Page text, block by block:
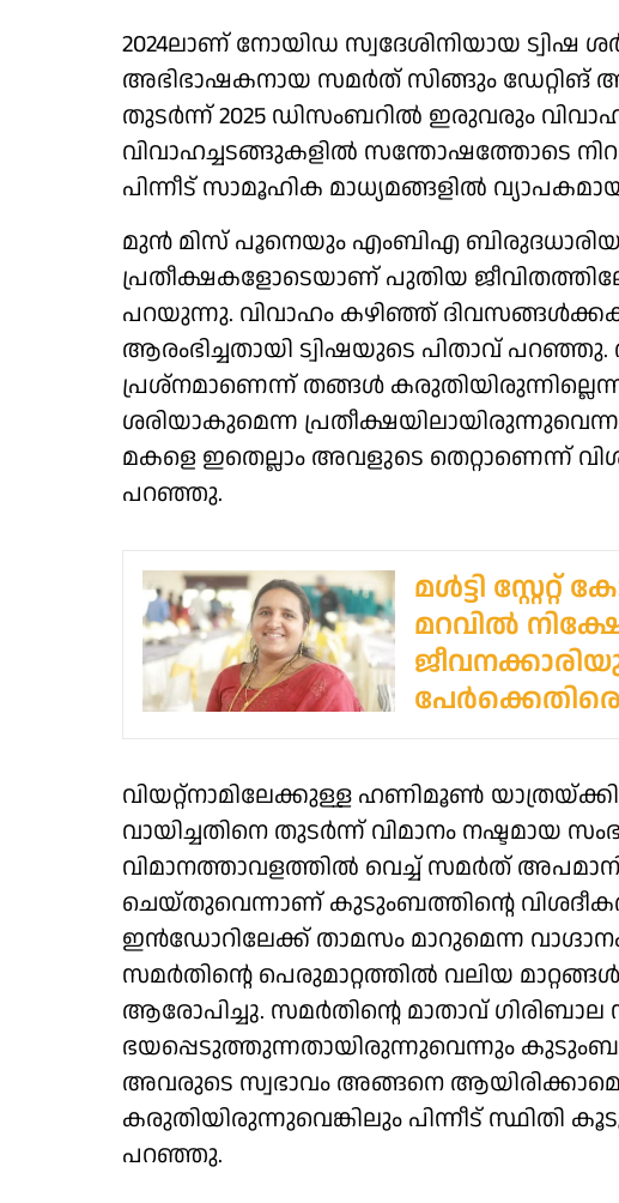
2024ലാണ് നോയിഡ സ്വദേശിനിയായ ട്വിഷ
അഭിഭാഷകനായ സമർത് സിങ്ങും ഡേറ്റിങ്
തുടർന്ന് 2025 ഡിസംബറിൽ ഇരുവരും
വിവാഹച്ചടങ്ങുകളിൽ സന്തോഷത്തോടെ
പിന്നീട് സാമൂഹിക മാധ്യമങ്ങളിൽ
മുൻ മിസ് പൂനെയും എംബിഎ
പ്രതീക്ഷകളോടെയാണ് പുതിയ
പറയുന്നു. വിവാഹം കഴിഞ്ഞ്
ആരംഭിച്ചതായി ട്വിഷയുടെ പിതാവ്
പ്രശ്നമാണെന്ന് തങ്ങൾ
ശരിയാകുമെന്ന
മകളെ ഇതെല്ലാം അവളുടെ തെറ്റാണെന്ന്
പറഞ്ഞു.
മള്‍ട്ടി
മറവില്‍
വിയറ്റ്നാമിലേക്കുള്ള ഹണിമൂൺ
വായിച്ചതിനെ തുടർന്ന് വിമാനം നഷ്ടമായ
വിമാനത്താവളത്തിൽ വെച്ച് സമർത്
ചെയ്തുവെന്നാണ് കുടുംബത്തിന്റെ
ഇൻഡോറിലേക്ക് താമസം മാറുമെന്ന വാഗ്ദാനം
സമർതിന്റെ പെരുമാറ്റത്തിൽ വലിയ
ആരോപിച്ചു. സമർതിന്റെ മാതാവ് ഗിരിബാല
ഭയപ്പെടുത്തുന്നതായിരുന്നുവെന്നും
അവരുടെ സ്വഭാവം അങ്ങനെ
കരുതിയിരുന്നുവെങ്കിലും പിന്നീട്
പറഞ്ഞു.